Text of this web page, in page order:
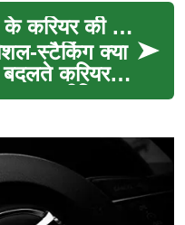
कौशल-स्टैकिंग: भविष्य के करियर की नई रणनीति
स्टैकिंग क्या
करियर
रणनीति ज्ञान